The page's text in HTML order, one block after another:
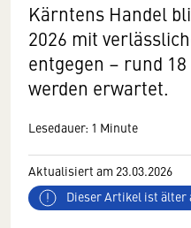
Kärntens Handel
2026 mit
entgegen – rund
werden erwartet.
Lesedauer: 1 Minute
Aktualisiert am 23.03.2026
Dieser Artikel ist älter